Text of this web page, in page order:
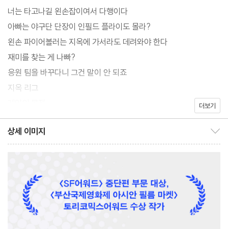
그리고 그런 둘을 지켜보는 사람들이 있다. 메이저리그에서 성공하
고도 과감하게 한국으로 돌아온 전략운영팀장 서나리, 팬으로 시작
해 구단 인턴이 된 하유미, 팀을 다시 일으켜 세우고자 고군분투하는
하현승. 그리고 완고한 유진성 노감독과 극성 팬클럽 허들러스 회장
곽동근까지. 목표는 제각각이지만, 그들을 하나로 묶는 건 야구를 향
한 뜨거운 진심이다.
공 하나로 하는 스포츠가 뭐라고 우리의 마음을 이토록 흔드는 것일
까. 사실 이 소설은 단순한 ‘야구 이야기’가 아닐지도 모른다. 그 안
에 담긴 질투와 사랑, 열망과 절망 그리고 다시 일어서는 용기까지.
야기로 바뀌어 있다. 어쩌면 이건 당신의 이야기일지도 모른다.
너는 타고나길 왼손잡이여서 다행이다
아빠는 야구단 단장이 인필드 플라이도 몰라?
왼손 파이어볼러는 지옥에 가서라도 데려와야 한다
재미를 찾는 게 나빠?
응원 팀을 바꾸다니 그건 말이 안 되죠
지옥 리그
더보기
상세 이미지